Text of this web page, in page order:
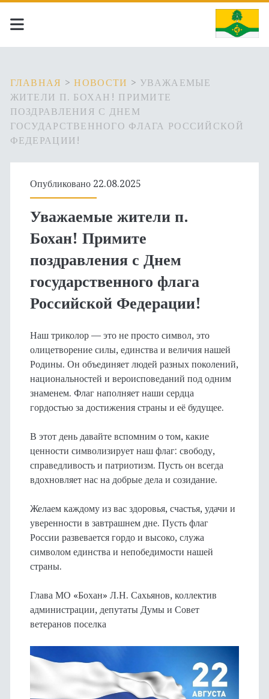
ГЛАВНАЯ >НОВОСТИ > УВАЖАЕМЫЕ
ЖИТЕЛИ П. БОХАН! ПРИМИТЕ
ПОЗДРАВЛЕНИЯ С ДНЕМ
ГОСУДАРСТВЕННОГО ФЛАГА РОССИЙСКОЙ
ФЕДЕРАЦИИ!
Опубликовано 22.08.2025
Уважаемые жители п.
Бохан! Примите
поздравления с Днем
государственного флага
Российской Федерации!
Наш триколор — это не просто символ, это
олицетворение силы, единства и величия нашей
Родины. Он объединяет людей разных поколений,
национальностей и вероисповеданий под одним
знаменем. Флаг наполняет наши сердца
гордостью за достижения страны и её будущее.
В этот день давайте вспомним о том, какие
ценности символизирует наш флаг: свободу,
справедливость и патриотизм. Пусть он всегда
вдохновляет нас на добрые дела и созидание.
Желаем каждому из вас здоровья, счастья, удачи и
уверенности в завтрашнем дне. Пусть флаг
России развевается гордо и высоко, служа
символом единства и непобедимости нашей
страны.
Глава МО «Бохан» Л.Н. Сахьянов, коллектив
администрации, депутаты Думы и Совет
ветеранов поселка